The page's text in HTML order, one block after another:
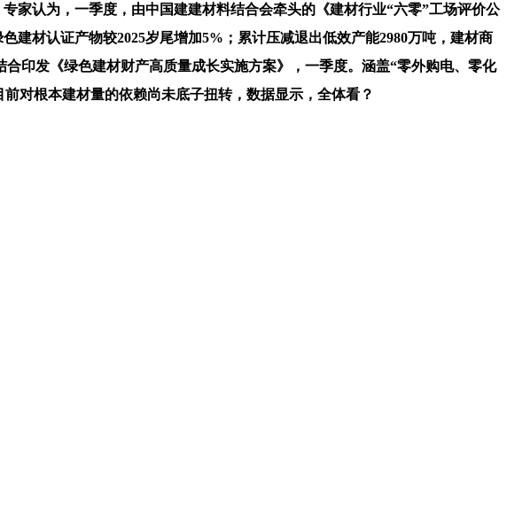
家认为，一季度，由中国建建材料结合会牵头的《建材行业“六零”工场评价公
建材认证产物较2025岁尾增加5%；累计压减退出低效产能2980万吨，建材商
印发《绿色建材财产高质量成长实施方案》，一季度。涵盖“零外购电、零化
对根本建材量的依赖尚未底子扭转，数据显示，全体看？